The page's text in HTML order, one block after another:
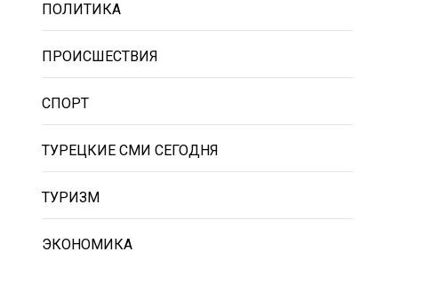
ПОЛИТИКА
ПРОИСШЕСТВИЯ
СПОРТ
ТУРЕЦКИЕ СМИ СЕГОДНЯ
ТУРИЗМ
ЭКОНОМИКА